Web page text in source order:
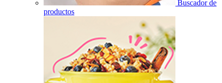
Buscador de
productos